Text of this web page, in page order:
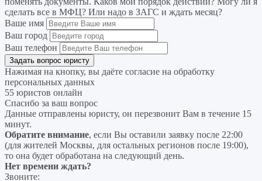
сделать все в МФЦ? Или надо в ЗАГС и ждать месяц?
Ваше имя
Ваш город
Ваш телефон
Нажимая на кнопку, вы даёте согласие на обработку
персональных данных
55 юристов онлайн
Спасибо за ваш вопрос
Данные отправлены юристу, он перезвонит Вам в течение 15
минут.
Обратите внимание, если Вы оставили заявку после 22:00
(для жителей Москвы, для остальных регионов после 19:00),
то она будет обработана на следующий день.
Нет времени ждать?
Звоните: